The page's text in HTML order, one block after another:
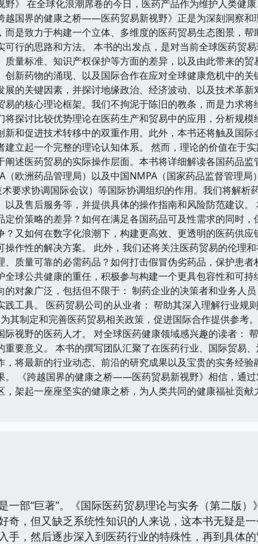
》 在全球化浪潮席卷的今日，医药产品作为维护人类健
越国界的健康之桥——医药贸易新视野》正是为深刻洞察和
是致力于构建一个立体、多维度的医药贸易生态图景，
行的思路和方法。 本书的出发点，是对当前全球医药贸
量标准、知识产权保护等方面的差异，以及由此带来的
新药物的涌现、以及国际合作在应对全球健康危机中的
的关键因素，并探讨地缘政治、经济波动、以及技术革
的核心理论框架。我们不拘泥于陈旧的教条，而是力求将
探讨比较优势理论在医药生产和贸易中的应用，分析规
和促进技术转移中的双重作用。此外，本书还将触及国
立起一个完整的理论认知体系。 然而，理论的价值在于
述医药贸易的实际操作层面。本书将详细解读各国药品监
（欧洲药品管理局）以及中国NMPA（国家药品监督管理
要求协调国际会议）等国际协调组织的作用。我们将解析
及售后服务等，并提供具体的操作指南和风险防范建议
价策略的差异？如何在满足各国药品可及性需求的同时
又如何在数字化浪潮下，构建更高效、更透明的医药供
作性的解决方案。 此外，我们还将关注医药贸易的伦理
质量可靠的必需药品？如何打击假冒伪劣药品，保护患
球公共健康的重任，积极参与构建一个更具包容性和可
对象广泛，包括但不限于： 制药企业的决策者和业务人
工具。 医药贸易公司的从业者： 帮助其深入理解行业规
其制定和完善医药贸易相关政策，促进国际合作提供参考
视野的医药人才。 对全球医药健康领域感兴趣的读者：
要意义。 本书的撰写团队汇聚了在医药行业、国际贸易
将最新的行业动态、前沿的研究成果以及宝贵的实务经
。 《跨越国界的健康之桥——医药贸易新视野》相信，通
架起一座座坚实的健康之桥，为人类共同的健康福祉贡
一部“巨著”。《国际医药贸易理论与实务（第二版
奇，但又缺乏系统性知识的人来说，这本书无疑是
手，然后逐步深入到医药行业的特殊性，再到具体